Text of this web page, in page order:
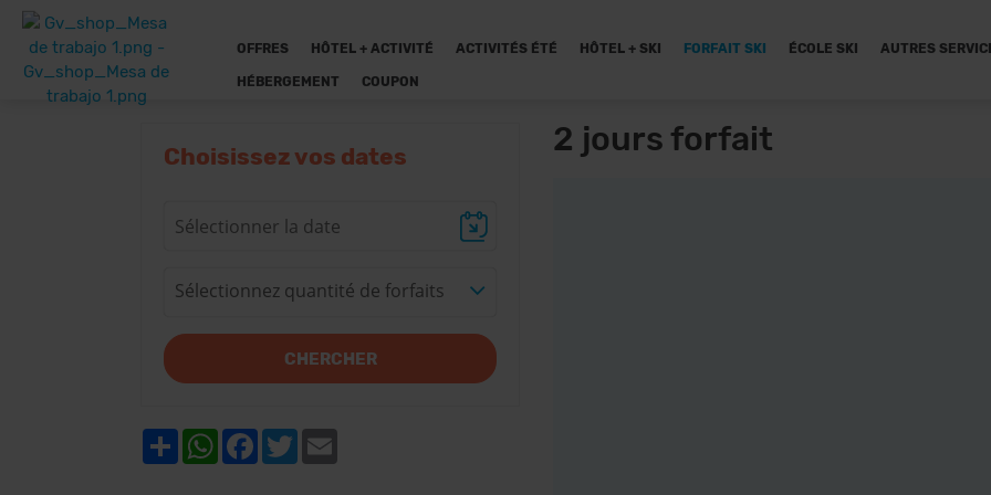
OFFRES HÔTEL + ACTIVITÉ ACTIVITÉS ÉTÉ HÔTEL + SKI FORFAIT SKI ÉCOLE SKI AUTRES
HÉBERGEMENT COUPON
Choisissez vos dates
Sélectionnez quantité de forfaits
CHERCHER
Share WhatsAppFacebook
Twitter
2 jours forfait